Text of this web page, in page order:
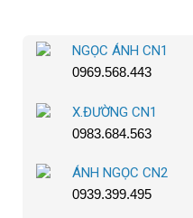
NGỌC ÁNH CN1
0969.568.443
X.ĐƯỜNG CN1
0983.684.563
ÁNH NGỌC CN2
0939.399.495